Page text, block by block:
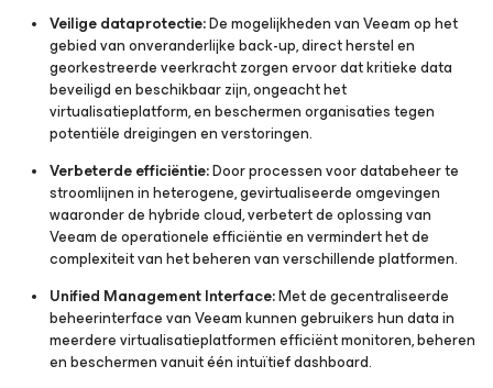
Veilige dataprotectie:De mogelijkheden van Veeam op het
gebied van onveranderlijke back-up, direct herstel en
georkestreerde veerkracht zorgen ervoor dat kritieke data
beveiligd en beschikbaar zijn, ongeacht het
virtualisatieplatform, en beschermen organisaties tegen
potentiële dreigingen en verstoringen.
Verbeterde efficiëntie:Door processen voor databeheer te
stroomlijnen in heterogene, gevirtualiseerde omgevingen
waaronder de hybride cloud, verbetert de oplossing van
Veeam de operationele efficiëntie en vermindert het de
complexiteit van het beheren van verschillende platformen.
Unified Management Interface:Met de gecentraliseerde
beheerinterface van Veeam kunnen gebruikers hun data in
meerdere virtualisatieplatformen efficiënt monitoren, beheren
en beschermen vanuit één intuïtief dashboard.